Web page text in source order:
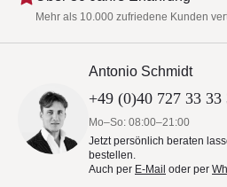
Mehr als 10.000 zufriedene Kunden
Antonio Schmidt
+49 (0)40 727 33 33
Mo–So: 08:00–21:00
Jetzt persönlich beraten
bestellen.
Auch per E-Mail oder per